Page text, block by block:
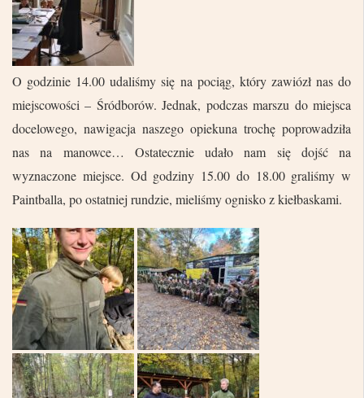
O godzinie 14.00 udaliśmy się na pociąg, który zawiózł nas do
miejscowości – Śródborów. Jednak, podczas marszu do miejsca
docelowego, nawigacja naszego opiekuna trochę poprowadziła
nas na manowce… Ostatecznie udało nam się dojść na
wyznaczone miejsce. Od godziny 15.00 do 18.00 graliśmy w
Paintballa, po ostatniej rundzie, mieliśmy ognisko z kiełbaskami.